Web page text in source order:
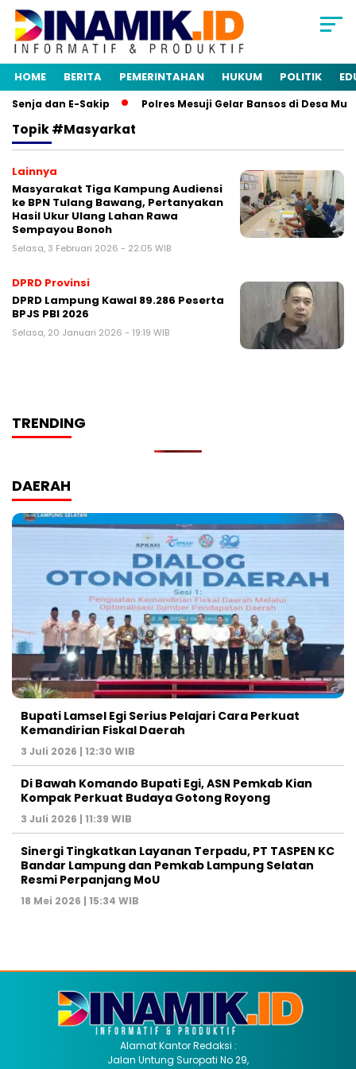
HOME BERITA PEMERINTAHAN HUKUM POLITIK
dan E-Sakip Polres Mesuji Gelar Bansos di Desa
Topik#masyarkat
Lainnya
Masyarakat Tiga Kampung Audiensi
ke BPN Tulang Bawang, Pertanyakan
Hasil Ukur Ulang Lahan Rawa
Sempayou Bonoh
Selasa, 3 Februari 2026 - 22:05 WIB
DPRD Provinsi
DPRD Lampung Kawal 89.286 Peserta
BPJS PBI 2026
Selasa, 20 Januari 2026 - 19:19 WIB
TRENDING
DAERAH
Bupati Lamsel Egi Serius Pelajari Cara Perkuat
Kemandirian Fiskal Daerah
3 Juli 2026 | 12:30 WIB
Di Bawah Komando Bupati Egi, ASN Pemkab Kian
Kompak Perkuat Budaya Gotong Royong
3 Juli 2026 | 11:39 WIB
Sinergi Tingkatkan Layanan Terpadu, PT TASPEN KC
Bandar Lampung dan Pemkab Lampung Selatan
Resmi Perpanjang MoU
18 Mei 2026 | 15:34 WIB
Alamat Kantor Redaksi :
Jalan Untung Suropati No 29,